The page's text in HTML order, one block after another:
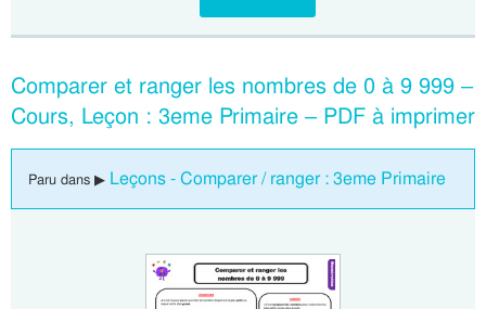
Comparer et ranger les nombres de 0 à 9 999 –
Cours, Leçon : 3eme Primaire – PDF à imprimer
Paru dans ▶ Leçons - Comparer / ranger : 3eme Primaire